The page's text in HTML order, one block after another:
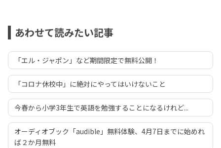
あわせて読みたい記事
「エル・ジャポン」など期間限定で無料公開！
「コロナ休校中」に絶対にやってはいけないこと
今春から小学3年生で英語を勉強することになるけれど...
オーディオブック「audible」無料体験、4月7日までに始めれ
ば２か月無料